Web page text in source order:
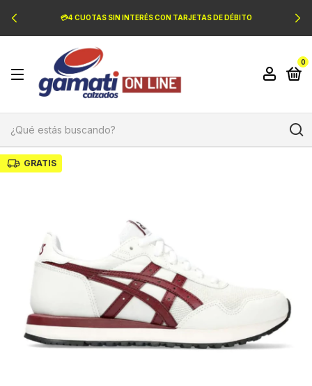
💳4 CUOTAS SIN INTERÉS CON TARJETAS DE DÉBITO
0
GRATIS